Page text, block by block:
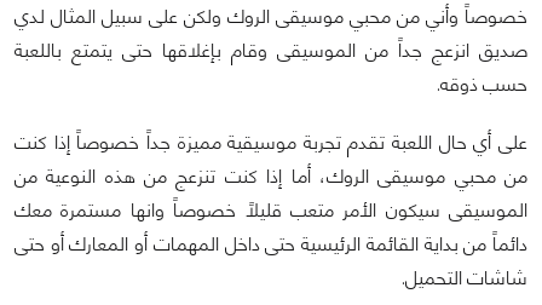
خصوصاً وأني من محبي موسيقى الروك ولكن على سبيل المثال لدي
صديق انزعج جداً من الموسيقى وقام بإغلاقها حتى يتمتع باللعبة
حسب ذوقه.
على أي حال اللعبة تقدم تجربة موسيقية مميزة جداً خصوصاً إذا كنت
من محبي موسيقى الروك، أما إذا كنت تنزعج من هذه النوعية من
الموسيقى سيكون الأمر متعب قليلاً خصوصاً وانها مستمرة معك
دائماً من بداية القائمة الرئيسية حتى داخل المهمات أو المعارك أو حتى
شاشات التحميل.